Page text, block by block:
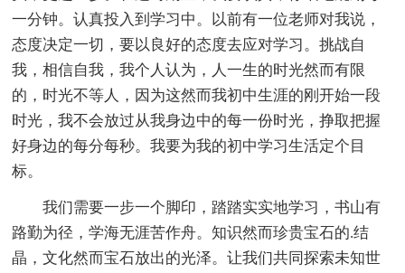
一分钟。认真投入到学习中。以前有一位老师对我说，
态度决定一切，要以良好的态度去应对学习。挑战自
我，相信自我，我个人认为，人一生的时光然而有限
的，时光不等人，因为这然而我初中生涯的刚开始一段
时光，我不会放过从我身边中的每一份时光，挣取把握
好身边的每分每秒。我要为我的初中学习生活定个目
标。
我们需要一步一个脚印，踏踏实实地学习，书山有
路勤为径，学海无涯苦作舟。知识然而珍贵宝石的.结
晶，文化然而宝石放出的光泽。让我们共同探索未知世